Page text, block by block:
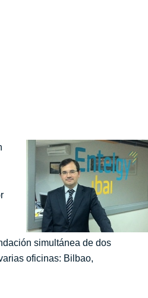
simultánea de dos
oficinas: Bilbao,